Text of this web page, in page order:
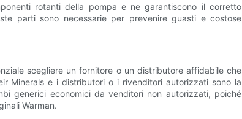
rotanti della pompa e ne garantiscono il corretto
parti sono necessarie per prevenire guasti e costose
scegliere un fornitore o un distributore affidabile che
Minerals e i distributori o i rivenditori autorizzati sono la
generici economici da venditori non autorizzati, poiché
Warman.